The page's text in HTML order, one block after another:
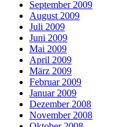
September 2009
August 2009
Juli 2009
Juni 2009
Mai 2009
April 2009
März 2009
Februar 2009
Januar 2009
Dezember 2008
November 2008